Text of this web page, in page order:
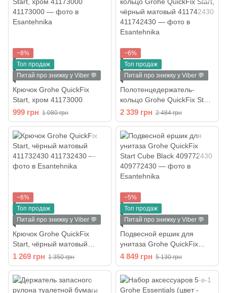
−8%
Топ продаж
Питай про знижку у Viber 💬
Крючок Grohe QuickFix
Start, хром 41173000
999 грн 1 080 грн
−6%
Топ продаж
Питай про знижку у Viber 💬
Полотенцедержатель-
кольцо Grohe QuickFix Start,
чёрный матовый 411742430
2 339 грн 2 484 грн
−6%
Топ продаж
Питай про знижку у Viber 💬
Крючок Grohe QuickFix
Start, чёрный матовый
411732430
1 269 грн 1 350 грн
−5%
Топ продаж
Питай про знижку у Viber 💬
Подвесной ершик для
унитаза Grohe QuickFix
Start Cube Black 409772430
4 849 грн 5 130 грн